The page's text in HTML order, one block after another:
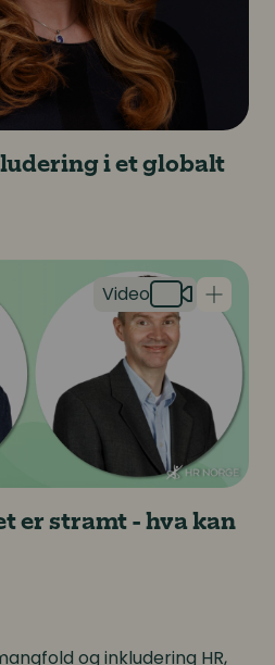
i et globalt
er stramt - hva kan
- hva kan dere gjøre?
og inkludering HR,